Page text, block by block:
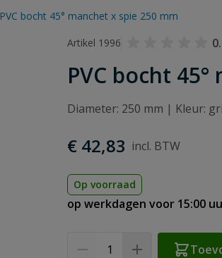
PVC bocht 45° manchet x spie 250 mm
Artikel 1996
PVC bocht
Diameter: 250 mm | Kleur:
€ 42,83
Op voorraad
op werkdagen voor 15:00